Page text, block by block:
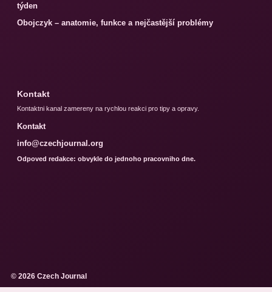
týden
Obojczyk – anatomie, funkce a nejčastější problémy
Kontakt
Kontaktni kanal zamereny na rychlou reakci pro tipy a opravy.
Kontakt
info@czechjournal.org
Odpoved redakce: obvykle do jednoho pracovniho dne.
© 2026 Czech Journal